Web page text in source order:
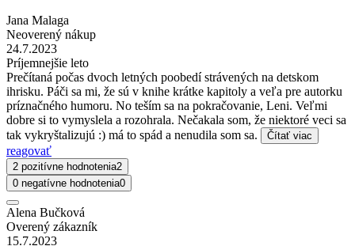
Jana Malaga
Neoverený nákup
24.7.2023
Príjemnejšie leto
Prečítaná počas dvoch letných poobedí strávených na detskom
ihrisku. Páči sa mi, že sú v knihe krátke kapitoly a veľa pre autorku
príznačného humoru. No teším sa na pokračovanie, Leni. Veľmi
dobre si to vymyslela a rozohrala. Nečakala som, že niektoré veci sa
tak vykryštalizujú :) má to spád a nenudila som sa.
Čítať viac
reagovať
2 pozitívne hodnotenia2
0 negatívne hodnotenia0
Alena Bučková
Overený zákazník
15.7.2023